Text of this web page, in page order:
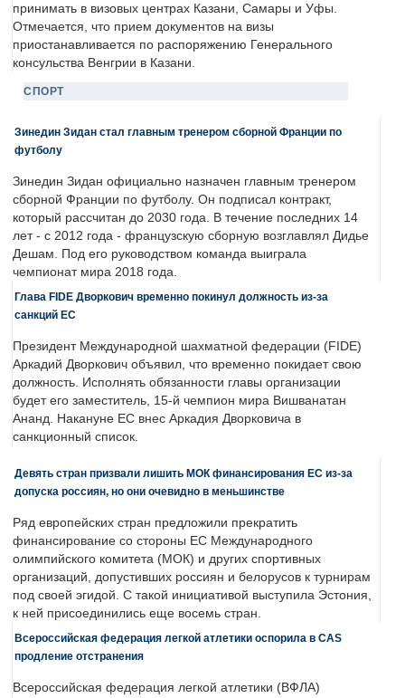
принимать в визовых центрах Казани, Самары и Уфы.
Отмечается, что прием документов на визы
приостанавливается по распоряжению Генерального
консульства Венгрии в Казани.
СПОРТ
Зинедин Зидан стал главным тренером сборной Франции по
футболу
Зинедин Зидан официально назначен главным тренером
сборной Франции по футболу. Он подписал контракт,
который рассчитан до 2030 года. В течение последних 14
лет - с 2012 года - французскую сборную возглавлял Дидье
Дешам. Под его руководством команда выиграла
чемпионат мира 2018 года.
Глава FIDE Дворкович временно покинул должность из-за
санкций ЕС
Президент Международной шахматной федерации (FIDE)
Аркадий Дворкович объявил, что временно покидает свою
должность. Исполнять обязанности главы организации
будет его заместитель, 15-й чемпион мира Вишванатан
Ананд. Накануне ЕС внес Аркадия Дворковича в
санкционный список.
Девять стран призвали лишить МОК финансирования ЕС из-за
допуска россиян, но они очевидно в меньшинстве
Ряд европейских стран предложили прекратить
финансирование со стороны ЕС Международного
олимпийского комитета (МОК) и других спортивных
организаций, допустивших россиян и белорусов к турнирам
под своей эгидой. С такой инициативой выступила Эстония,
к ней присоединились еще восемь стран.
Всероссийская федерация легкой атлетики оспорила в CAS
продление отстранения
Всероссийская федерация легкой атлетики (ВФЛА)